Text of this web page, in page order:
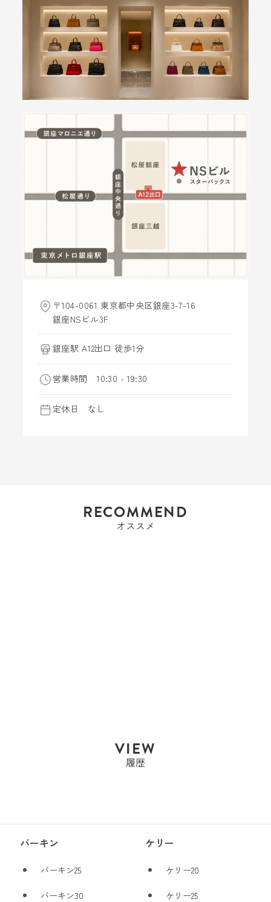
〒104-0061 東京都中央区銀座3-7-16
銀座NSビル3F
銀座駅 A12出口 徒歩1分
営業時間 10:30 - 19:30
定休日 なし
RECOMMEND
オススメ
VIEW
履歴
バーキン
バーキン25
バーキン30
ケリー
ケリー20
ケリー25